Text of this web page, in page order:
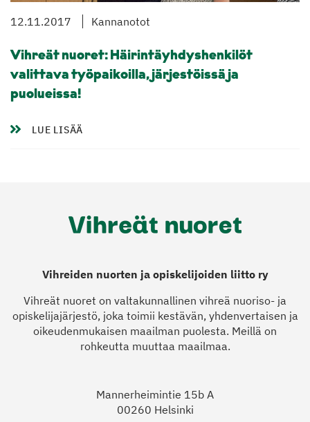
12.11.2017 Kannanotot
Vihreät nuoret: Häirintäyhdyshenkilöt
valittava työpaikoilla, järjestöissä ja
puolueissa!
LUE LISÄÄ
Vihreiden nuorten ja opiskelijoiden liitto ry
Vihreät nuoret on valtakunnallinen vihreä nuoriso- ja
opiskelijajärjestö, joka toimii kestävän, yhdenvertaisen ja
oikeudenmukaisen maailman puolesta. Meillä on
rohkeutta muuttaa maailmaa.
Mannerheimintie 15b A
00260 Helsinki